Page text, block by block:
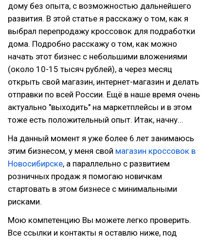
дому без опыта, с возможностью дальнейшего
развития. В этой статье я расскажу о том, как я
выбрал перепродажу кроссовок для подработки
дома. Подробно расскажу о том, как можно
начать этот бизнес с небольшими вложениями
(около 10-15 тысяч рублей), а через месяц
открыть свой магазин, интернет-магазин и делать
отправки по всей России. Ещё в наше время очень
актуально "выходить" на маркетплейсы и в этом
тоже есть положительный опыт. Итак, начну...
На данный момент я уже более 6 лет занимаюсь
этим бизнесом, у меня свой магазин кроссовок в
Новосибирске, а параллельно с развитием
розничных продаж я помогаю новичкам
стартовать в этом бизнесе с минимальными
рисками.
Мою компетенцию Вы можете легко проверить.
Все ссылки и контакты я оставлю ниже, под